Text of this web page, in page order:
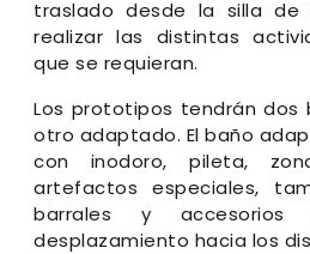
traslado desde la silla de
realizar las distintas
que se requieran.
Los prototipos tendrán dos
otro adaptado. El baño
con inodoro, pileta,
artefactos especiales,
barrales y
desplazamiento hacia los